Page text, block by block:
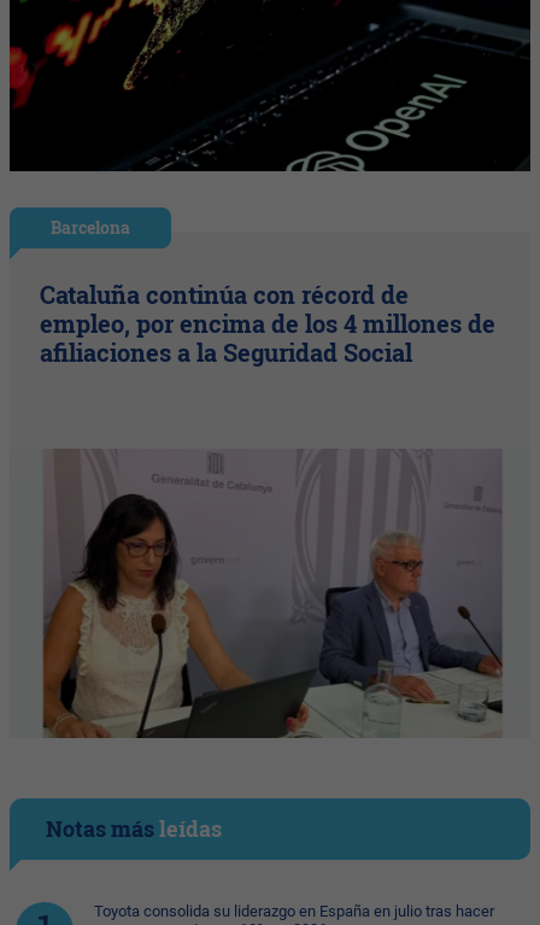
Barcelona
Cataluña continúa con récord de
empleo, por encima de los 4 millones de
afiliaciones a la Seguridad Social
Notas másleídas
Toyota consolida su liderazgo en España en julio tras hacer